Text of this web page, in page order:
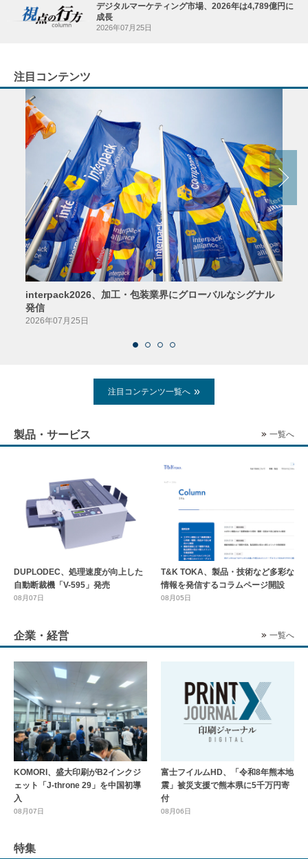
デジタルマーケティング市場、2026年は4,789億円に
成長
2026年07月25日
注目コンテンツ
interpack2026、加工・包装業界にグローバルなシグナル
発信
2026年07月25日
注目コンテンツ一覧へ
製品・サービス 一覧へ
DUPLODEC、処理速度が向上した
自動断裁機「V-595」発売
08月07日
T&K TOKA、製品・技術など多彩な
情報を発信するコラムページ開設
08月05日
企業・経営 一覧へ
KOMORI、盛大印刷がB2インクジ
ェット「J-throne 29」を中国初導
入
08月07日
富士フイルムHD、「令和8年熊本地
震」被災支援で熊本県に5千万円寄
付
08月06日
特集